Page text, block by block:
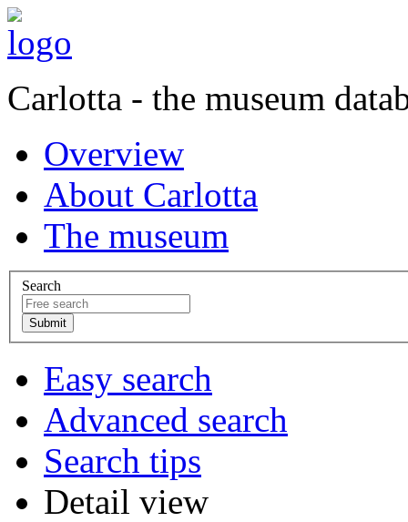
Carlotta - the museum
Overview
About Carlotta
The museum
Search
Easy search
Advanced search
Search tips
Detail view